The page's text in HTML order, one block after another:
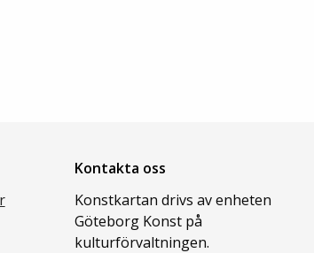
Kontakta oss
Konstkartan drivs av enheten
Göteborg Konst på
kulturförvaltningen.